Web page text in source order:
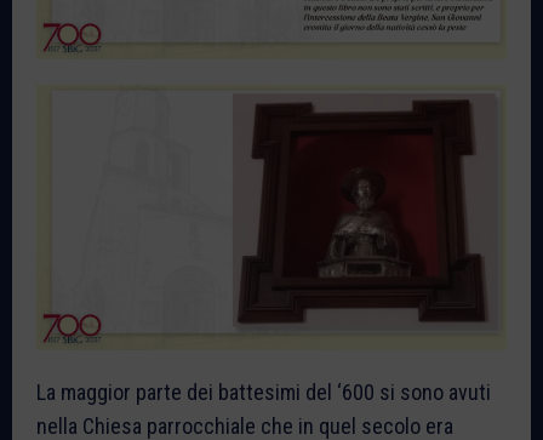
La maggior parte dei battesimi del ‘600 si sono avuti
nella Chiesa parrocchiale che in quel secolo era